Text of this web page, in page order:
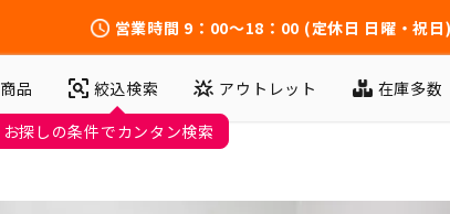
営業時間 9：00～18：00 (定休日 日曜・祝日)
商品
絞込検索
お探しの条件でカンタン検索
アウトレット 在庫多数